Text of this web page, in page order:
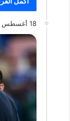
18 أغسطس